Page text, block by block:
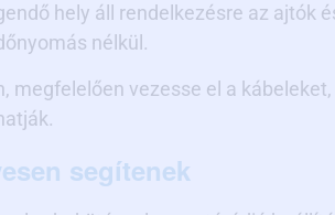
hely áll rendelkezésre az ajtók
nélkül.
vezesse el a
segítenek